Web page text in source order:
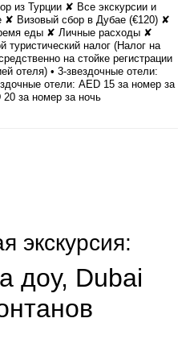
из Турции ✘ Все экскурсии и
✘ Визовый сбор в Дубае (€120) ✘
еды ✘ Личные расходы ✘
туристический налог (Налог на
на стойке регистрации
отеля) • 3-звездочные отели:
отели: AED 15 за номер за
20 за номер за ночь
экскурсия:
доу, Dubai